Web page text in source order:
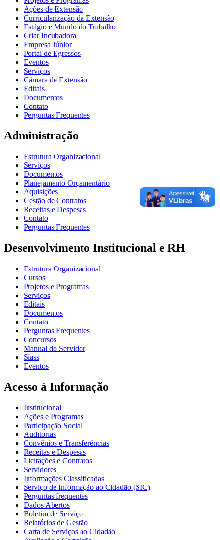
Ações de Extensão
Curricularização da Extensão
Estágio e Mundo do Trabalho
Criar Incubadora
Empresa Júnior
Portal de Egressos
Eventos
Serviços
Câmara de Extensão
Editais
Documentos
Contato
Perguntas Frequentes
Administração
Estrutura Organizacional
Serviços
Documentos
Planejamento Orçamentário
Aquisições
Gestão de Contratos
Receitas e Despesas
Contato
Perguntas Frequentes
Desenvolvimento Institucional e RH
Estrutura Organizacional
Cursos
Projetos e Programas
Serviços
Editais
Documentos
Contato
Perguntas Frequentes
Concursos
Manual do Servidor
Siass
Eventos
Acesso à Informação
Institucional
Ações e Programas
Participação Social
Auditorias
Convênios e Transferências
Receitas e Despesas
Licitações e Contratos
Servidores
Informações Classificadas
Serviço de Informação ao Cidadão (SIC)
Perguntas frequentes
Dados Abertos
Boletim de Serviço
Relatórios de Gestão
Carta de Serviços ao Cidadão